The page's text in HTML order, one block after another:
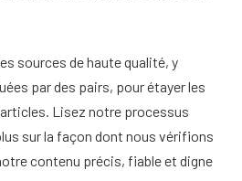
sources de haute qualité, y
par des pairs, pour étayer les
Lisez notre processus
sur la façon dont nous vérifions
contenu précis, fiable et digne